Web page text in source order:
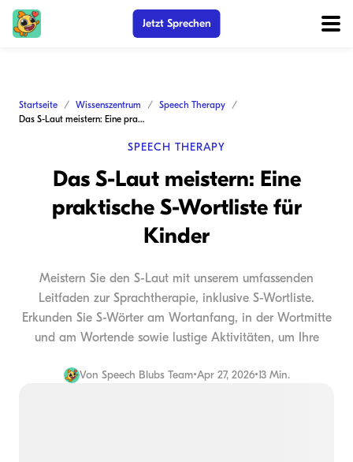
Jetzt Sprechen
Startseite Wissenszentrum
Speech Therapy
Das S-Laut meistern: Eine praktische S-Wortliste für Kinder
SPEECH THERAPY
Das S-Laut meistern: Eine
praktische S-Wortliste für
Kinder
Meistern Sie den S-Laut mit unserem umfassenden
Leitfaden zur Sprachtherapie, inklusive S-Wortliste.
Erkunden Sie S-Wörter am Wortanfang, in der Wortmitte
und am Wortende sowie lustige Aktivitäten, um Ihre
Von Speech Blubs Team•Apr 27, 2026•13 Min.